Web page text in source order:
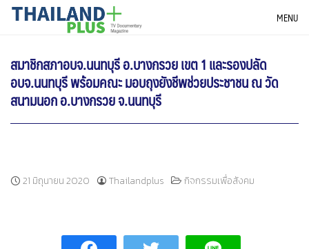
SkipTHAILANDPLUS NEWS MENU
สมาชิกสภาอบจ.นนทบุรี อ.บางกรวย เขต 1 และรองปลัด
อบจ.นนทบุรี พร้อมคณะ มอบถุงยังชีพช่วยประชาชน ณ วัด
สนามนอก อ.บางกรวย จ.นนทบุรี
21 มิถุนายน 2020 Thailandplus กิจกรรมเพื่อสังคม